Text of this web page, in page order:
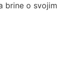
brine o svojim